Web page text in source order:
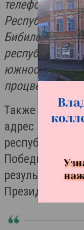
телефонном
Республики
Бибиловым
республики
процветания.
Также
адрес Алана
республики
Победы, а
результатом
Президента